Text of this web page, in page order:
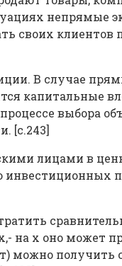
непрямые
клиентов
В случае
капитальные
выбора
[c.243]
лицами в
на х оно может
можно получить